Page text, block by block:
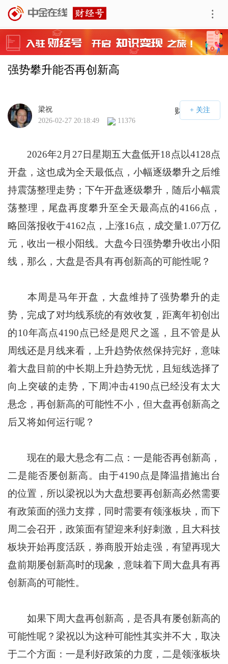
强势攀升能否再创新高
财经号APP
梁祝
2026-02-27 20:18:49
11376
2026年2月27日星期五大盘低开18点以4128点
开盘，这也成为全天最低点，小幅逐级攀升之后维
持震荡整理走势；下午开盘逐级攀升，随后小幅震
荡整理，尾盘再度攀升至全天最高点的4166点，
略回落报收于4162点，上涨16点，成交量1.07万亿
元，收出一根小阳线。大盘今日强势攀升收出小阳
线，那么，大盘是否具有再创新高的可能性呢？
本周是马年开盘，大盘维持了强势攀升的走
势，完成了对均线系统的有效收复，距离年初创出
的10年高点4190点已经是咫尺之遥，且不管是从
周线还是月线来看，上升趋势依然保持完好，意味
着大盘目前的中长期上升趋势无忧，且短线选择了
向上突破的走势，下周冲击4190点已经没有太大
悬念，再创新高的可能性不小，但大盘再创新高之
后又将如何运行呢？
现在的最大悬念有二点：一是能否再创新高，
二是能否屡创新高。由于4190点是降温措施出台
的位置，所以梁祝以为大盘想要再创新高必然需要
有政策面的强力支撑，同时需要有领涨板块，而下
周二会召开，政策面有望迎来利好刺激，且大科技
板块开始再度活跃，券商股开始走强，有望再现大
盘前期屡创新高时的现象，意味着下周大盘具有再
创新高的可能性。
如果下周大盘再创新高，是否具有屡创新高的
可能性呢？梁祝以为这种可能性其实并不大，取决
于二个方面：一是利好政策的力度，二是领涨板块